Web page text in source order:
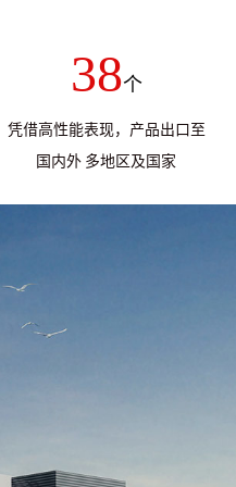
38个
凭借高性能表现，产品出口至
国内外 多地区及国家